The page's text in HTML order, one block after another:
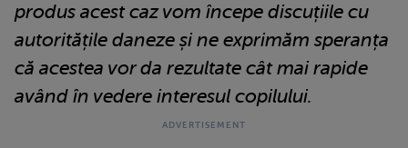
produs acest caz vom începe discuțiile cu
autoritățile daneze și ne exprimăm speranța
că acestea vor da rezultate cât mai rapide
având în vedere interesul copilului.